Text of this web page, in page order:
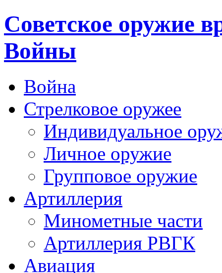
Cоветское оружие
Войны
Война
Стрелковое оружее
Индивидуальное
Личное оружие
Групповое оружие
Артиллерия
Минометные части
Артиллерия РВГК
Авиация